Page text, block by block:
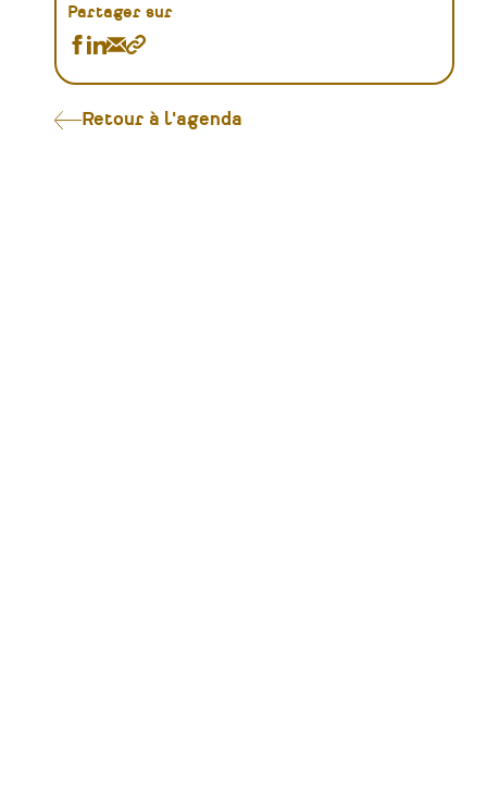
Partager sur
Partager
patrimoine
écrit
Partager
patrimoine
écrit
Partager
patrimoine
écrit
lien
Retour à l'agenda